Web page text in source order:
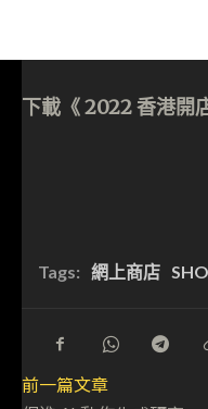
下載《 2022 香港開
Tags: 網上商店
前一篇文章